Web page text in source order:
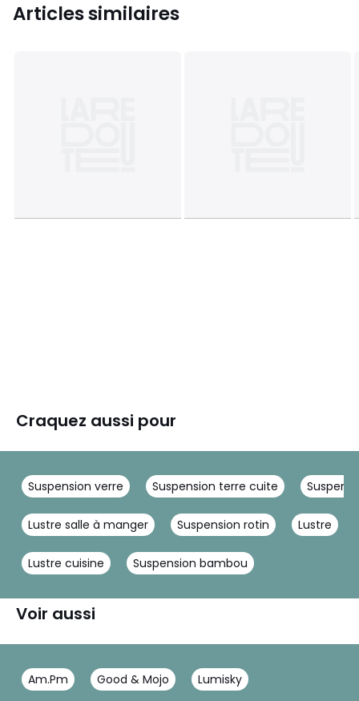
Articles similaires
Craquez aussi pour
Suspension verre Suspension terre cuite
Lustre salle à manger Suspension rotin Lustre
Lustre cuisine Suspension bambou
Voir aussi
Am.Pm Good & Mojo Lumisky